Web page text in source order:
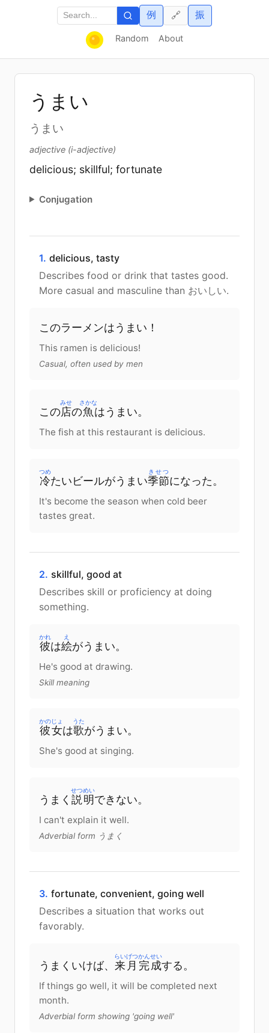
Random About
例 振
🔗
うまい
うまい
adjective (i-adjective)
delicious; skillful; fortunate
Conjugation
1. delicious, tasty
Describes food or drink that tastes good.
More casual and masculine than おいしい.
このラーメンは うまい！
This ramen is delicious!
Casual, often used by men
この店
みせ
の魚
さかな
は うまい。
The fish at this restaurant is delicious.
冷
つめ
たい ビールがうまい季節
きせつ
になった 。
It's become the season when cold beer
tastes great.
2. skillful, good at
Describes skill or proficiency at doing
something.
彼
かれ
は絵
え
がうまい。
He's good at drawing.
Skill meaning
彼女
かのじょ
は歌
うた
がうまい。
She's good at singing.
うまく 説明
せつめい
できない。
I can't explain it well.
Adverbial form うまく
3. fortunate, convenient, going well
Describes a situation that works out
favorably.
うまく いけば、 来月
らいげつ
完成
かんせい
する 。
If things go well, it will be completed next
month.
Adverbial form showing 'going well'